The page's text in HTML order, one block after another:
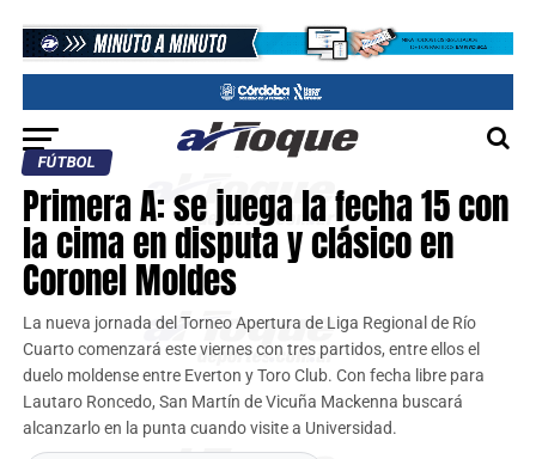
FÚTBOL
Primera A: se juega la fecha 15 con
la cima en disputa y clásico en
Coronel Moldes
La nueva jornada del Torneo Apertura de Liga Regional de Río
Cuarto comenzará este viernes con tres partidos, entre ellos el
duelo moldense entre Everton y Toro Club. Con fecha libre para
Lautaro Roncedo, San Martín de Vicuña Mackenna buscará
alcanzarlo en la punta cuando visite a Universidad.